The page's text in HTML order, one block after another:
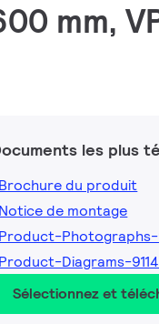
mm,
les plus
Brochure du produit
Notice de montage
Product-Photographs-
Product-Diagrams-
Sélectionnez et